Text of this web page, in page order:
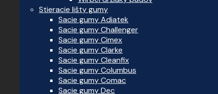
Stieracie lišty gumy
Sacie gumy Adiatek
Sacie gumy Challenger
Sacie gumy Cimex
Sacie gumy Clarke
Sacie gumy Cleanfix
Sacie gumy Columbus
Sacie gumy Comac
Sacie gumy Dec